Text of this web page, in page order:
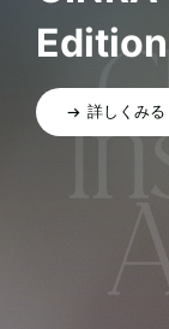
詳しくみる